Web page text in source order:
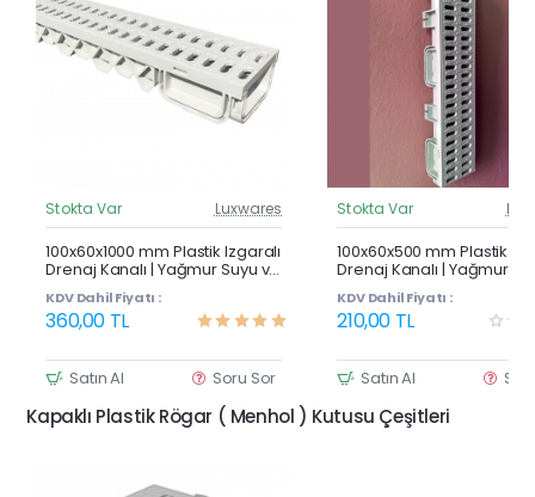
Güncel Fiyat
Çok Satan
Stokta Var Luxwares
100x60x1000 mm Plastik Izgaralı
Drenaj Kanalı | Yağmur Suyu ve
Havuz Kenarı Oluğu
KDV Dahil Fiyatı :
360,00 TL
Satın Al Soru Sor
Stokta Var
100x60x500 mm Plastik
Drenaj Kanalı | Yağmur
Havuz Kenarı Oluğu
KDV Dahil Fiyatı :
210,00 TL
Satın Al
Kapaklı Plastik Rögar ( Menhol ) Kutusu Çeşitleri